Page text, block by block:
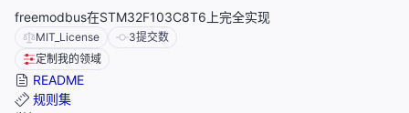
freemodbus在STM32F103C8T6上完全实现
MIT_License 3提交数
定制我的领域
README
规则集